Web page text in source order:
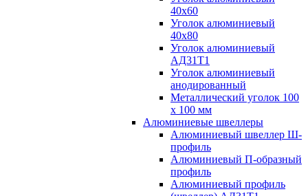
40х60
Уголок алюминиевый
40х80
Уголок алюминиевый
АД31Т1
Уголок алюминиевый
анодированный
Металлический уголок 100
х 100 мм
Алюминиевые швеллеры
Алюминиевый швеллер Ш-
профиль
Алюминиевый П-образный
профиль
Алюминиевый профиль